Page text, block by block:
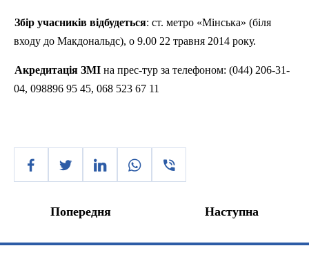
Збір учасників відбудеться: ст. метро «Мінська» (біля
входу до Макдональдс), о 9.00 22 травня 2014 року.
Акредитація ЗМІ на прес-тур за телефоном: (044) 206-31-
04, 098896 95 45, 068 523 67 11
Попередня Наступна